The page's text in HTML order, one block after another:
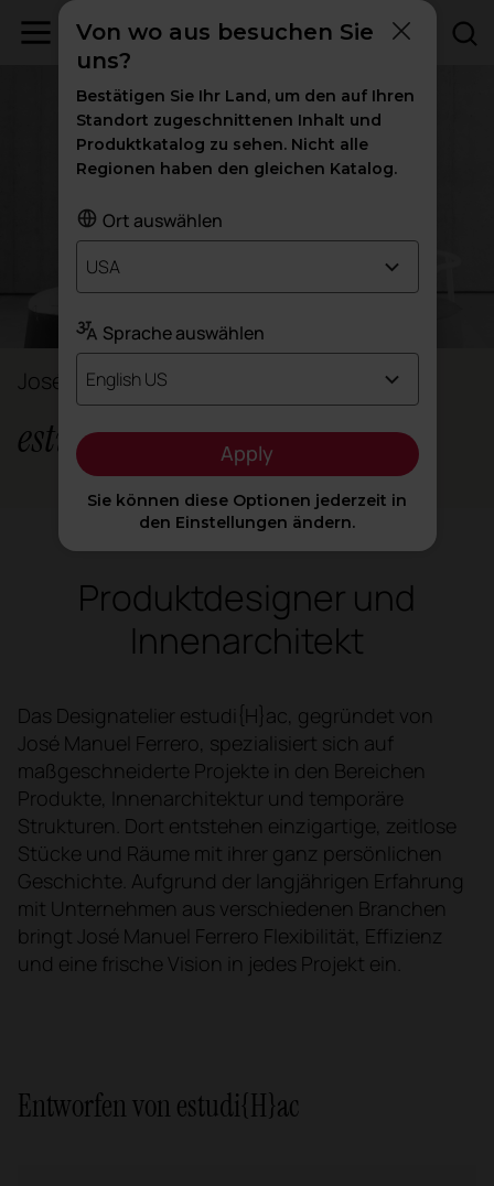
José Manuel Ferrero
estudi{H}ac
Produktdesigner und
Innenarchitekt
Das Designatelier estudi{H}ac, gegründet von
José Manuel Ferrero, spezialisiert sich auf
maßgeschneiderte Projekte in den Bereichen
Produkte, Innenarchitektur und temporäre
Strukturen. Dort entstehen einzigartige, zeitlose
Stücke und Räume mit ihrer ganz persönlichen
Geschichte. Aufgrund der langjährigen Erfahrung
mit Unternehmen aus verschiedenen Branchen
bringt José Manuel Ferrero Flexibilität, Effizienz
und eine frische Vision in jedes Projekt ein.
Entworfen von estudi{H}ac
Von wo aus besuchen Sie
uns?
Bestätigen Sie Ihr Land, um den auf Ihren
Standort zugeschnittenen Inhalt und
Produktkatalog zu sehen. Nicht alle
Regionen haben den gleichen Katalog.
Ort auswählen
USA
Sprache auswählen
English US
Apply
Sie können diese Optionen jederzeit in
den Einstellungen ändern.